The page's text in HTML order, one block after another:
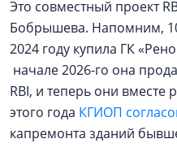
Это совместный проект
Бобрышева. Напомним,
2024 году купила ГК
начале 2026-го она
RBI, и теперь они вместе
этого года КГИОП
капремонта зданий